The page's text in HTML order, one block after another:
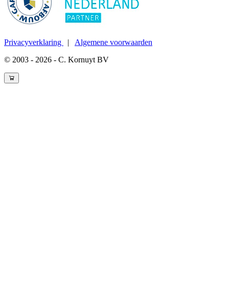
Privacyverklaring | Algemene voorwaarden
© 2003 - 2026 - C. Kornuyt BV